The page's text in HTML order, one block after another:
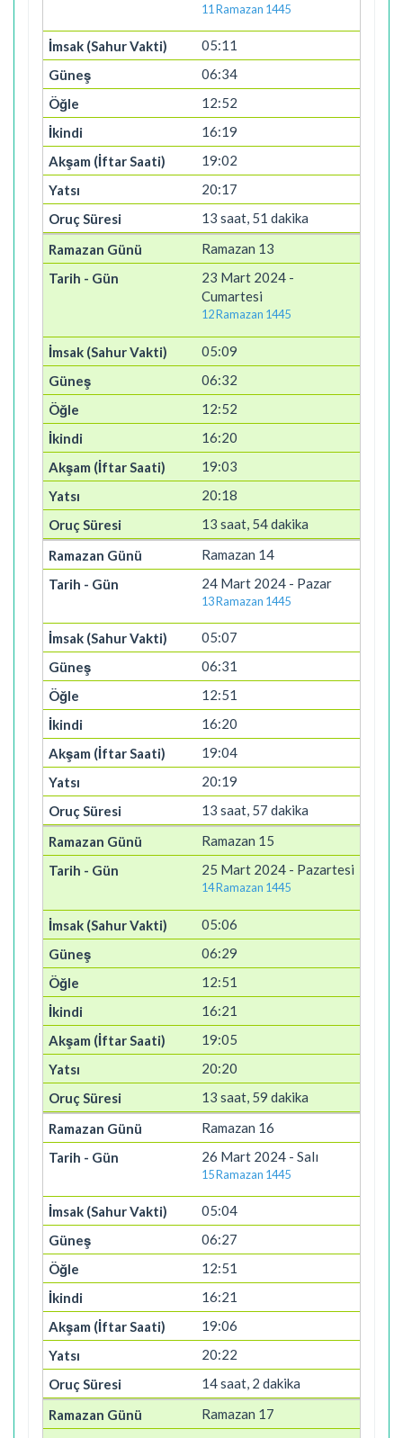
11 Ramazan 1445
05:11
06:34
12:52
16:19
19:02
20:17
13 saat, 51 dakika
Ramazan 13
23 Mart 2024 -
Cumartesi
12 Ramazan 1445
05:09
06:32
12:52
16:20
19:03
20:18
13 saat, 54 dakika
Ramazan 14
24 Mart 2024 - Pazar
13 Ramazan 1445
05:07
06:31
12:51
16:20
19:04
20:19
13 saat, 57 dakika
Ramazan 15
25 Mart 2024 - Pazartesi
14 Ramazan 1445
05:06
06:29
12:51
16:21
19:05
20:20
13 saat, 59 dakika
Ramazan 16
26 Mart 2024 - Salı
15 Ramazan 1445
05:04
06:27
12:51
16:21
19:06
20:22
14 saat, 2 dakika
Ramazan 17